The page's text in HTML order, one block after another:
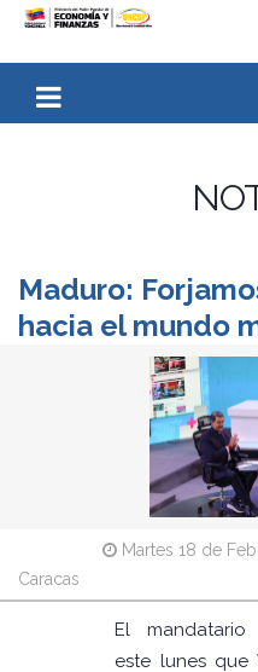
Maduro:
hacia el mundo
Martes 18 de
Caracas
El
este lunes que